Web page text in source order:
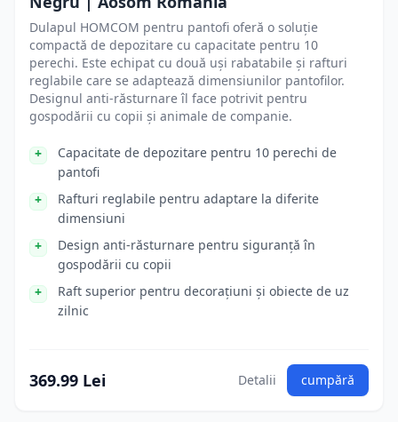
Dulapul HOMCOM pentru pantofi oferă o soluție
compactă de depozitare cu capacitate pentru 10
perechi. Este echipat cu două uși rabatabile și rafturi
reglabile care se adaptează dimensiunilor pantofilor.
Designul anti-răsturnare îl face potrivit pentru
gospodării cu copii și animale de companie.
Capacitate de depozitare pentru 10 perechi de
pantofi
Rafturi reglabile pentru adaptare la diferite
dimensiuni
Design anti-răsturnare pentru siguranță în
gospodării cu copii
Raft superior pentru decorațiuni și obiecte de uz
zilnic
369.99 Lei Detalii cumpără